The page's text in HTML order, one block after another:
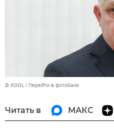
© POOL Перейти в фотобанк
Читать в МАКС